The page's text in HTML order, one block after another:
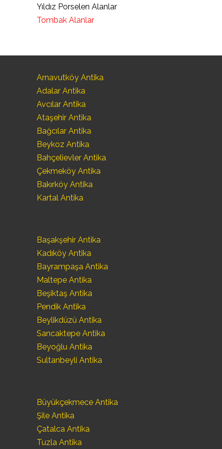
Yıldız Porselen Alanlar
Tombak Alanlar
Arnavutköy Antika
Adalar Antika
Avcılar Antika
Ataşehir Antika
Bağcılar Antika
Beykoz Antika
Bahçelievler Antika
Çekmeköy Antika
Bakırköy Antika
Kartal Antika
Başakşehir Antika
Kadıköy Antika
Bayrampaşa Antika
Maltepe Antika
Beşiktaş Antika
Pendik Antika
Beylikdüzü Antika
Sancaktepe Antika
Beyoğlu Antika
Sultanbeyli Antika
Büyükçekmece Antika
Şile Antika
Çatalca Antika
Tuzla Antika